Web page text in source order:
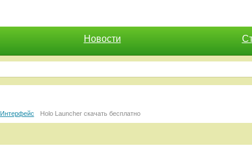
Новости
Интерфейс Holo Launcher скачать бесплатно